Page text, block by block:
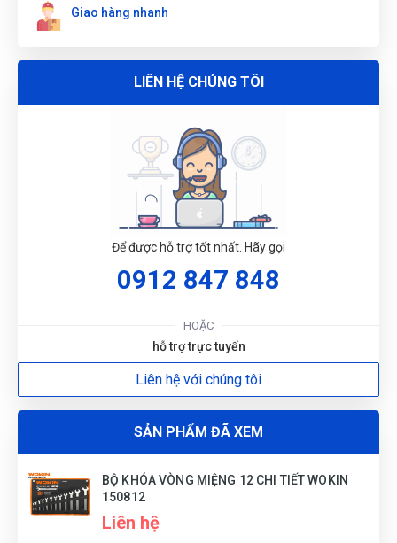
Giao hàng nhanh
LIÊN HỆ CHÚNG TÔI
Để được hỗ trợ tốt nhất. Hãy gọi
0912 847 848
HOẶC
hỗ trợ trực tuyến
Liên hệ với chúng tôi
SẢN PHẨM ĐÃ XEM
BỘ KHÓA VÒNG MIỆNG 12 CHI TIẾT WOKIN
150812
Liên hệ